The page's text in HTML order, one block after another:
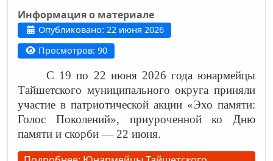
Информация о материале
Опубликовано: 22 июня 2026
Просмотров: 90
С 19 по 22 июня 2026 года юнармейцы
Тайшетского муниципального округа приняли
участие в патриотической акции «Эхо памяти:
Голос Поколений», приуроченной ко Дню
памяти и скорби — 22 июня.